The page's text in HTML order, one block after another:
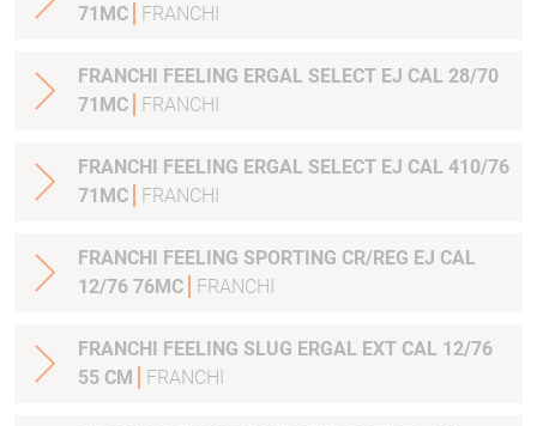
71MC
FRANCHI
FRANCHI FEELING ERGAL SELECT EJ CAL 28/70
71MC
FRANCHI
FRANCHI FEELING ERGAL SELECT EJ CAL 410/76
71MC
FRANCHI
FRANCHI FEELING SPORTING CR/REG EJ CAL
12/76 76MC
FRANCHI
FRANCHI FEELING SLUG ERGAL EXT CAL 12/76
55 CM
FRANCHI